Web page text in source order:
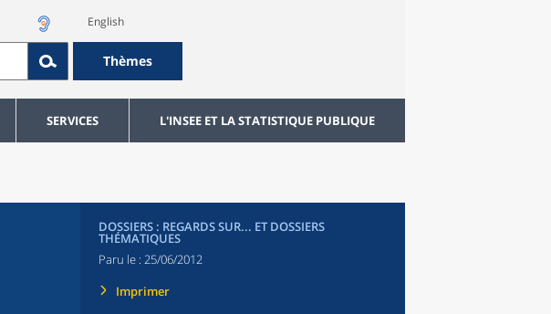
English
Thèmes
SERVICES L'INSEE ET LA STATISTIQUE PUBLIQUE
DOSSIERS : REGARDS SUR... ET DOSSIERS
THÉMATIQUES
Paru le : 25/06/2012
Imprimer